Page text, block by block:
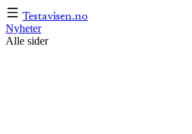
Testavisen.no
Nyheter
Alle sider